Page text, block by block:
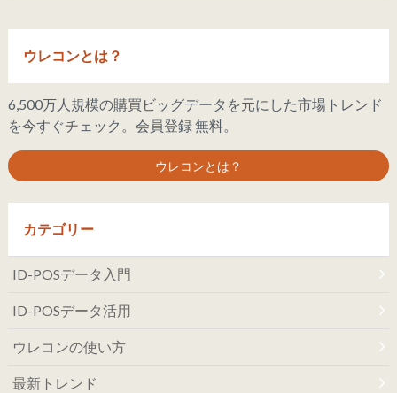
ウレコンとは？
6,500万人規模の購買ビッグデータを元にした市場トレンド
を今すぐチェック。会員登録 無料。
ウレコンとは？
カテゴリー
ID-POSデータ入門
ID-POSデータ活用
ウレコンの使い方
最新トレンド